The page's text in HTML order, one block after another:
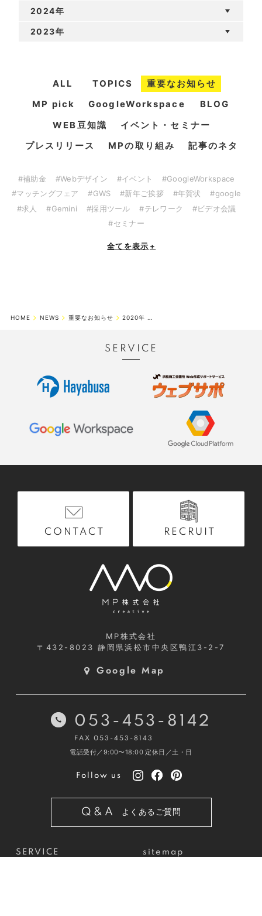
2024年
2023年
ALL TOPICS
重要なお知らせ
MP pick
GoogleWorkspace
BLOG
WEB豆知識
イベント・セミナー
プレスリリース
MPの取り組み 記事のネタ
#補助金 #Webデザイン #イベント
#GoogleWorkspace
#マッチングフェア
#GWS #新年ご挨拶 #年賀状
#google
#求人
#Gemini #採用ツール #テレワーク
#ビデオ会議
#セミナー
全てを表示 +
HOME NEWS 重要なお知らせ 2020年 夏季休業期間のお知らせ
SERVICE
CONTACT RECRUIT
MP株式会社
〒432-8023静岡県浜松市中央区鴨江3-2-7
Google Map
SERVICE sitemap
053-453-8142
FAX 053-453-8143
電話受付／9:00〜18:00 定休日／土・日
Follow us
Q&A よくあるご質問